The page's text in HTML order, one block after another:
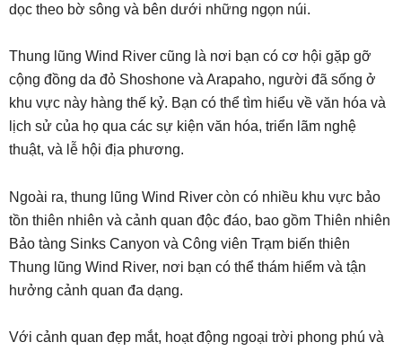
dọc theo bờ sông và bên dưới những ngọn núi.
Thung lũng Wind River cũng là nơi bạn có cơ hội gặp gỡ
cộng đồng da đỏ Shoshone và Arapaho, người đã sống ở
khu vực này hàng thế kỷ. Bạn có thể tìm hiểu về văn hóa và
lịch sử của họ qua các sự kiện văn hóa, triển lãm nghệ
thuật, và lễ hội địa phương.
Ngoài ra, thung lũng Wind River còn có nhiều khu vực bảo
tồn thiên nhiên và cảnh quan độc đáo, bao gồm Thiên nhiên
Bảo tàng Sinks Canyon và Công viên Trạm biến thiên
Thung lũng Wind River, nơi bạn có thể thám hiểm và tận
hưởng cảnh quan đa dạng.
Với cảnh quan đẹp mắt, hoạt động ngoại trời phong phú và